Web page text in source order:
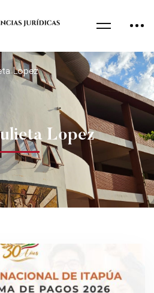
Lopez
Lopez